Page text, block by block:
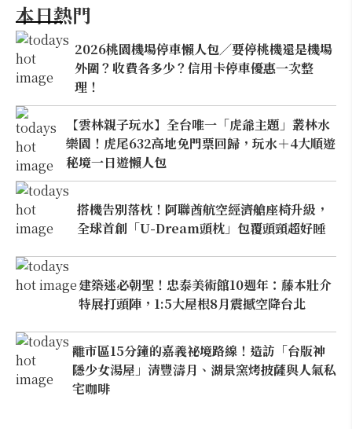
本日熱門
2026桃園機場停車懶人包／要停桃機還是機場
外圍？收費各多少？信用卡停車優惠一次整
理！
【雲林親子玩水】全台唯一「虎爺主題」叢林水
樂園！虎尾632高地免門票回歸，玩水＋4大順遊
秘境一日遊懶人包
搭機告別落枕！阿聯酋航空經濟艙座椅升級，
全球首創「U-Dream頭枕」包覆頭頸超好睡
建築迷必朝聖！忠泰美術館10週年：藤本壯介
特展打頭陣，1:5大屋根8月震撼空降台北
離市區15分鐘的嘉義祕境路線！造訪「台版神
隱少女湯屋」清豐濤月、湖景窯烤披薩與人氣私
宅咖啡